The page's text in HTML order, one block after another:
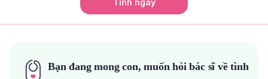
Tính ngay
Bạn đang mong con, muốn hỏi bác sĩ về tình